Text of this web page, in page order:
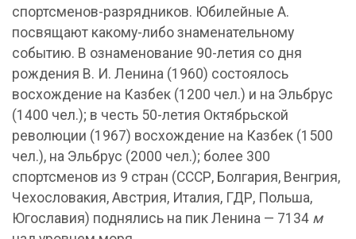
спортсменов-разрядников. Юбилейные А.
посвящают какому-либо знаменательному
событию. В ознаменование 90-летия со дня
рождения В. И. Ленина (1960) состоялось
восхождение на Казбек (1200 чел.) и на Эльбрус
(1400 чел.); в честь 50-летия Октябрьской
революции (1967) восхождение на Казбек (1500
чел.), на Эльбрус (2000 чел.); более 300
спортсменов из 9 стран (СССР, Болгария, Венгрия,
Чехословакия, Австрия, Италия, ГДР, Польша,
Югославия) поднялись на пик Ленина — 7134 м